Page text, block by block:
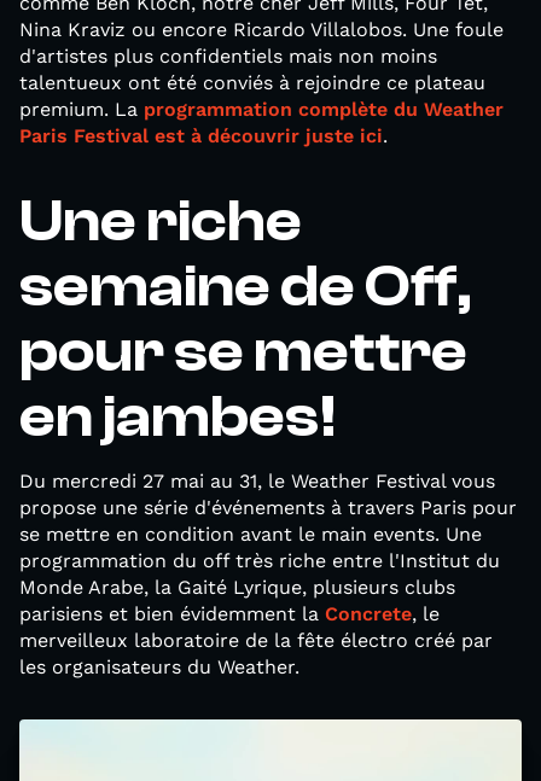
Nina Kraviz ou encore Ricardo Villalobos. Une foule
d'artistes plus confidentiels mais non moins
talentueux ont été conviés à rejoindre ce plateau
premium. La programmation complète du Weather
Paris Festival est à découvrir juste ici.
Une riche
semaine de Off,
pour se mettre
en jambes!
Du mercredi 27 mai au 31, le Weather Festival vous
propose une série d'événements à travers Paris pour
se mettre en condition avant le main events. Une
programmation du off très riche entre l'Institut du
Monde Arabe, la Gaité Lyrique, plusieurs clubs
parisiens et bien évidemment la Concrete, le
merveilleux laboratoire de la fête électro créé par
les organisateurs du Weather.